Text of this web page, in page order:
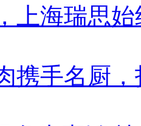
上海瑞思
携手名厨